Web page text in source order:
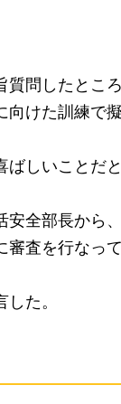
問したとこ
けた訓練で
しいことだ
全部長から
査を行なっ
た。